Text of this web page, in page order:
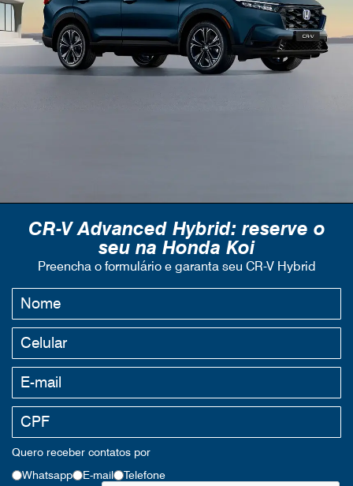
CR-V Advanced Hybrid: reserve o
seu na Honda Koi
Preencha o formulário e garanta seu CR-V Hybrid
Quero receber contatos por
Whatsapp E-mail Telefone